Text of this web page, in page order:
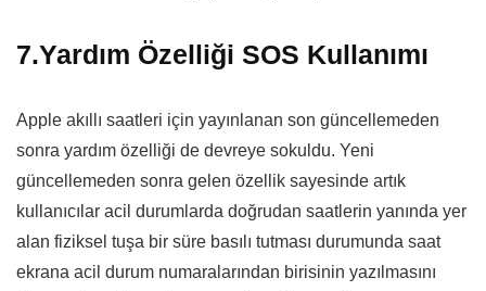
7.Yardım Özelliği SOS Kullanımı
Apple akıllı saatleri için yayınlanan son güncellemeden
sonra yardım özelliği de devreye sokuldu. Yeni
güncellemeden sonra gelen özellik sayesinde artık
kullanıcılar acil durumlarda doğrudan saatlerin yanında yer
alan fiziksel tuşa bir süre basılı tutması durumunda saat
ekrana acil durum numaralarından birisinin yazılmasını